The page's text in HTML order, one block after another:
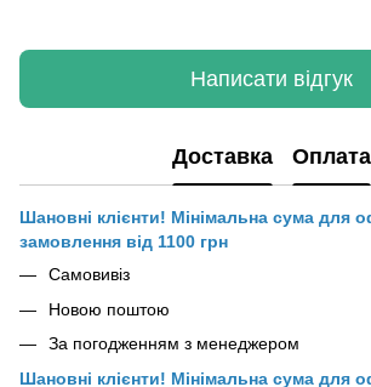
Написати відгук
Доставка Оплата
Шановні клієнти! Мінімальна сума для
замовлення від 1100 грн
Самовивіз
Новою поштою
За погодженням з менеджером
Шановні клієнти! Мінімальна сума для